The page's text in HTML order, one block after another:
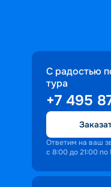
С радостью
тура
+7 495
Ответим на ваш
с 8:00 до 21:00